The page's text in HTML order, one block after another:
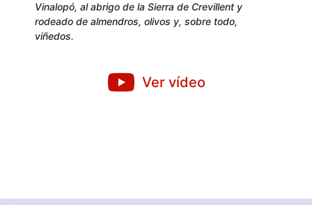
Vinalopó, al abrigo de la Sierra de Crevillent y
rodeado de almendros, olivos y, sobre todo,
viñedos.
Ver vídeo